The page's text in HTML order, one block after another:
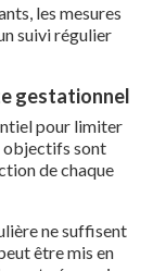
les mesures
suivi régulier
gestationnel
pour limiter
objectifs sont
de chaque
ne suffisent
être mis en